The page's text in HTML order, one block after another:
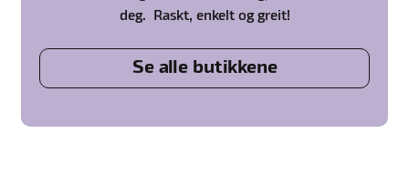
deg. Raskt, enkelt og greit!
Se alle butikkene